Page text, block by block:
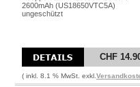
2600mAh (US18650VTC5A)
ungeschützt
CHF
( inkl. 8.1 % MwSt. exkl.